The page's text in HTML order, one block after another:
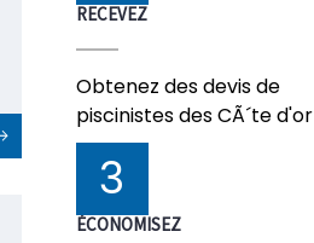
RECEVEZ
Obtenez des devis de
piscinistes des CÃ´te d'or
3
ÉCONOMISEZ